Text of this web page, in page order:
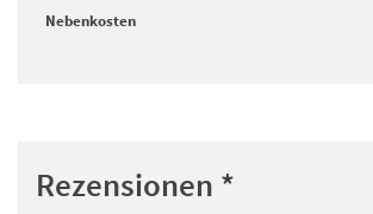
Nebenkosten
Rezensionen *